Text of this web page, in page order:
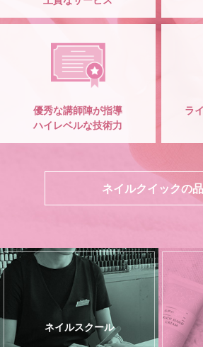
優秀な講師陣が指導
ハイレベルな技術力
ラ
ネイルクイックの
ネイルスクール